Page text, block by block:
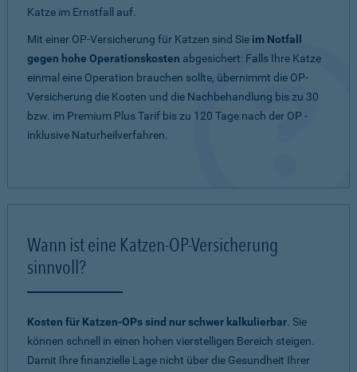
Katze im Ernstfall auf.
Mit einer OP-Versicherung für Katzen sind Sie im Notfall
gegen hohe Operationskosten abgesichert: Falls Ihre Katze
einmal eine Operation brauchen sollte, übernimmt die OP-
Versicherung die Kosten und die Nachbehandlung bis zu 30
bzw. im Premium Plus Tarif bis zu 120 Tage nach der OP -
inklusive Naturheilverfahren.
Wann ist eine Katzen-OP-Versicherung
sinnvoll?
Kosten für Katzen-OPs sind nur schwer kalkulierbar. Sie
können schnell in einen hohen vierstelligen Bereich steigen.
Damit Ihre finanzielle Lage nicht über die Gesundheit Ihrer